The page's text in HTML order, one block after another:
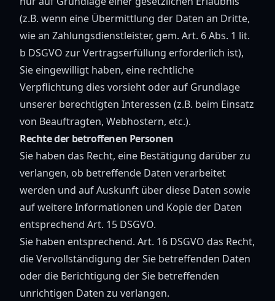
(z.B. wenn eine Übermittlung der Daten an Dritte,
wie an Zahlungsdienstleister, gem. Art. 6 Abs. 1 lit.
b DSGVO zur Vertragserfüllung erforderlich ist),
Sie eingewilligt haben, eine rechtliche
Verpflichtung dies vorsieht oder auf Grundlage
unserer berechtigten Interessen (z.B. beim Einsatz
von Beauftragten, Webhostern, etc.).
Rechte der betroffenen Personen
Sie haben das Recht, eine Bestätigung darüber zu
verlangen, ob betreffende Daten verarbeitet
werden und auf Auskunft über diese Daten sowie
auf weitere Informationen und Kopie der Daten
entsprechend Art. 15 DSGVO.
Sie haben entsprechend. Art. 16 DSGVO das Recht,
die Vervollständigung der Sie betreffenden Daten
oder die Berichtigung der Sie betreffenden
unrichtigen Daten zu verlangen.